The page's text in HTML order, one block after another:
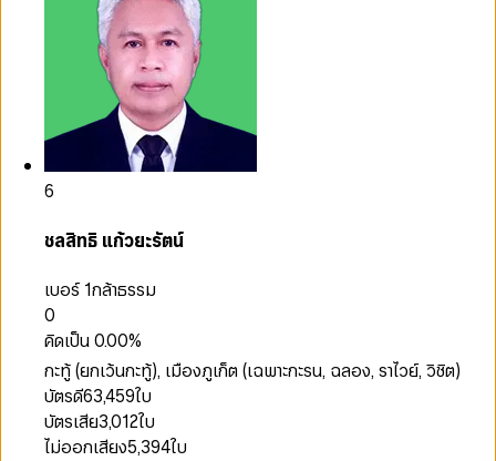
6
ชลสิทธิ แก้วยะรัตน์
เบอร์ 1กล้าธรรม
0
คิดเป็น0.00%
กะทู้ (ยกเว้นกะทู้), เมืองภูเก็ต (เฉพาะกะรน, ฉลอง, ราไวย์, วิชิต)
บัตรดี63,459ใบ
บัตรเสีย3,012ใบ
ไม่ออกเสียง5,394ใบ